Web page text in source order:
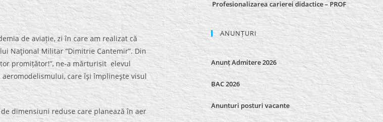
de aviație, zi în care am realizat că
Naţional Militar “Dimitrie Cantemir”. Din
promițător!”, ne-a mărturisit elevul
care îşi împlineşte visul
dimensiuni reduse care planează în aer
Profesionalizarea carierei didactice – PROF
ANUNȚURI
Anunț Admitere 2026
BAC 2026
Anunturi posturi vacante